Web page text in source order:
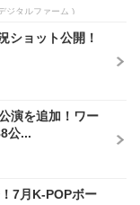
ジタルファーム )
ショット公開！
演を追加！ワー
公...
7月K-POPボー